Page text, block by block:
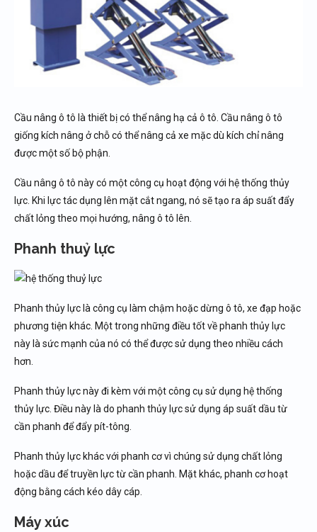
Cầu nâng ô tô là thiết bị có thể nâng hạ cả ô tô. Cầu nâng ô tô
giống kích nâng ở chỗ có thể nâng cả xe mặc dù kích chỉ nâng
được một số bộ phận.
Cầu nâng ô tô này có một công cụ hoạt động với hệ thống thủy
lực. Khi lực tác dụng lên mặt cắt ngang, nó sẽ tạo ra áp suất đẩy
chất lỏng theo mọi hướng, nâng ô tô lên.
Phanh thuỷ lực
Phanh thủy lực là công cụ làm chậm hoặc dừng ô tô, xe đạp hoặc
phương tiện khác. Một trong những điều tốt về phanh thủy lực
này là sức mạnh của nó có thể được sử dụng theo nhiều cách
hơn.
Phanh thủy lực này đi kèm với một công cụ sử dụng hệ thống
thủy lực. Điều này là do phanh thủy lực sử dụng áp suất dầu từ
cần phanh để đẩy pít-tông.
Phanh thủy lực khác với phanh cơ vì chúng sử dụng chất lỏng
hoặc dầu để truyền lực từ cần phanh. Mặt khác, phanh cơ hoạt
động bằng cách kéo dây cáp.
Máy xúc